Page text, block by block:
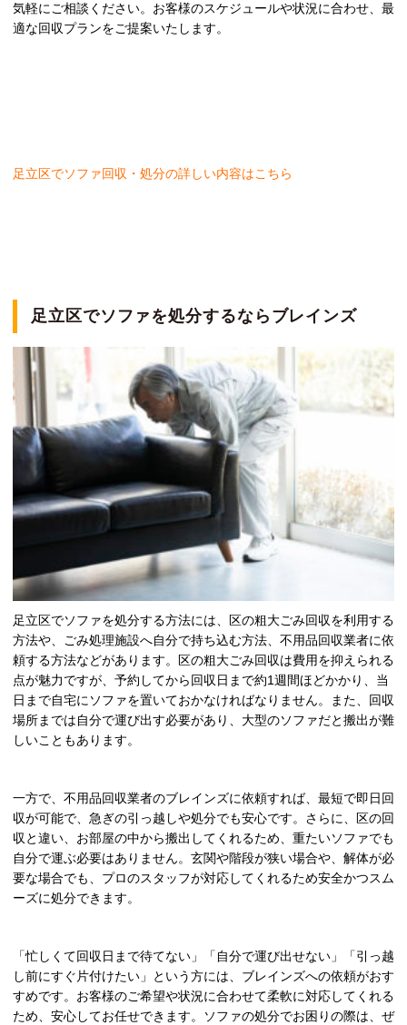
気軽にご相談ください。お客様のスケジュールや状況に合わせ、最
適な回収プランをご提案いたします。
足立区でソファ回収・処分の詳しい内容はこちら
足立区でソファを処分するならブレインズ
足立区でソファを処分する方法には、区の粗大ごみ回収を利用する
方法や、ごみ処理施設へ自分で持ち込む方法、不用品回収業者に依
頼する方法などがあります。区の粗大ごみ回収は費用を抑えられる
点が魅力ですが、予約してから回収日まで約1週間ほどかかり、当
日まで自宅にソファを置いておかなければなりません。また、回収
場所までは自分で運び出す必要があり、大型のソファだと搬出が難
しいこともあります。
一方で、不用品回収業者のブレインズに依頼すれば、最短で即日回
収が可能で、急ぎの引っ越しや処分でも安心です。さらに、区の回
収と違い、お部屋の中から搬出してくれるため、重たいソファでも
自分で運ぶ必要はありません。玄関や階段が狭い場合や、解体が必
要な場合でも、プロのスタッフが対応してくれるため安全かつスム
ーズに処分できます。
「忙しくて回収日まで待てない」「自分で運び出せない」「引っ越
し前にすぐ片付けたい」という方には、ブレインズへの依頼がおす
すめです。お客様のご希望や状況に合わせて柔軟に対応してくれる
ため、安心してお任せできます。ソファの処分でお困りの際は、ぜ